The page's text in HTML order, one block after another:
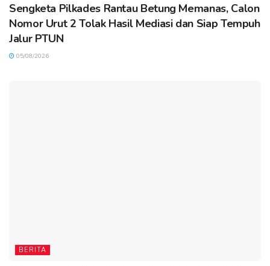
Sengketa Pilkades Rantau Betung Memanas, Calon
Nomor Urut 2 Tolak Hasil Mediasi dan Siap Tempuh
Jalur PTUN
05/08/2026
BERITA